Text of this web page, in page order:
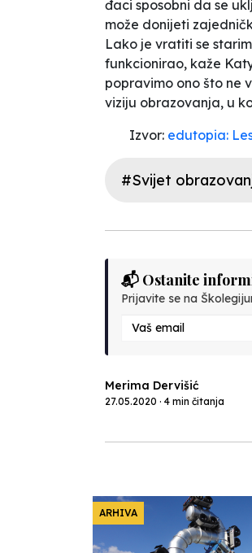
đaci sposobni da se
može donijeti
Lako je vratiti se
funkcionirao, kaže
popravimo ono što ne
viziju obrazovanja, u
Izvor: edutopia:
#Svijet
📬 Ostanite
Prijavite se na
Merima Dervišić
27.05.2020 · 4 min čitanja
ARHIVA